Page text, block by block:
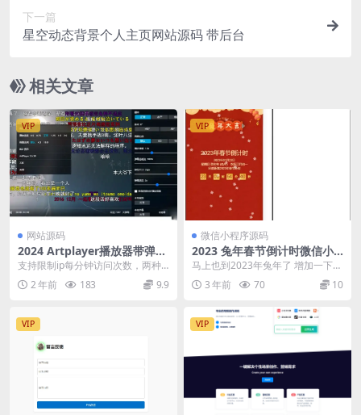
下一篇
星空动态背景个人主页网站源码 带后台
相关文章
VIP
网站源码
2024 Artplayer播放器带弹幕
库源码
支持限制ip每分钟访问次数，两种
返回模式，支持网页播放模式，支
持输出json数据...
2 年前 183 9.9
VIP
微信小程序源码
2023 兔年春节倒计时微信小
程序源码
马上也到2023年兔年了 增加一下喜
庆,其实这种小程序还是有流量的 每
天看一看倒...
3 年前 70 10
VIP VIP